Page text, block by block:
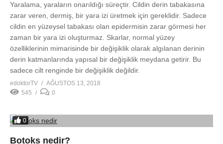
Yaralama, yaraların onarıldığı süreçtir. Cildin derin tabakasına
zarar veren, dermiş, bir yara izi üretmek için gereklidir. Sadece
cildin en yüzeysel tabakası olan epidermisin zarar görmesi her
zaman bir yara izi oluşturmaz. Skarlar, normal yüzey
özelliklerinin mimarisinde bir değişiklik olarak algılanan derinin
derin katmanlarında yapısal bir değişiklik meydana getirir. Bu
sadece cilt renginde bir değişiklik değildir.
edoktorTV
AĞUSTOS 13, 2018
545
0
0
Botoks nedir?